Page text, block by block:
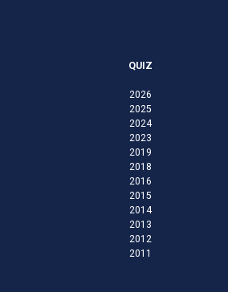
QUIZ
2026
2025
2024
2023
2019
2018
2016
2015
2014
2013
2012
2011